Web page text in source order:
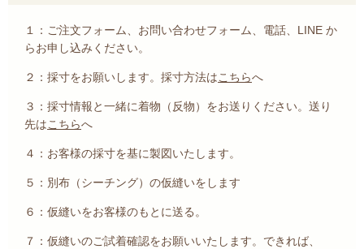
１： ご注文フォーム、お問い合わせフォーム、 電話、LINE か
らお申し込みください。
２：採寸をお願いします。採寸方法はこちらへ
３：採寸情報と一緒に着物（反物）をお送りください。送り
先はこちらへ
４：お客様の採寸を基に製図いたします。
５：別布（シーチング）の仮縫いをします
６：仮縫いをお客様のもとに送る。
７：仮縫いのご試着確認をお願いいたします。できれば、